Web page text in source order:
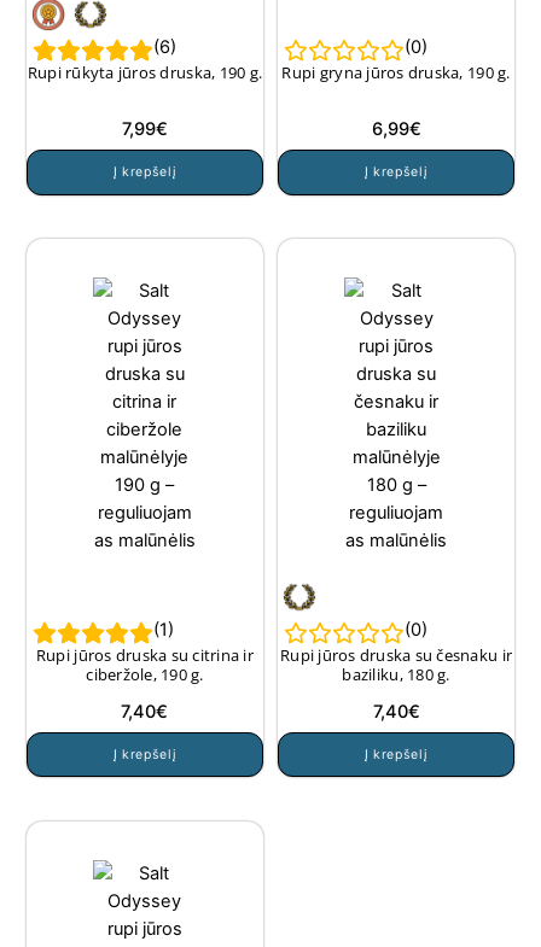
(6)
Rupi rūkyta jūros druska, 190 g.
7,99€
Į krepšelį
(0)
Rupi gryna jūros druska, 190 g.
6,99€
Į krepšelį
(1)
Rupi jūros druska su citrina ir
ciberžole, 190 g.
7,40€
Į krepšelį
(0)
Rupi jūros druska su česnaku ir
baziliku, 180 g.
7,40€
Į krepšelį